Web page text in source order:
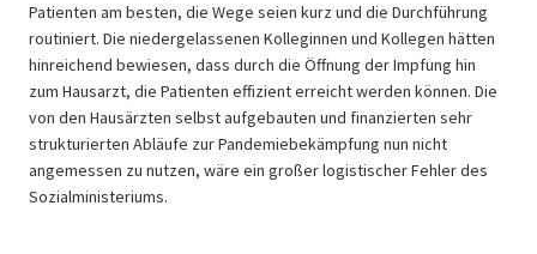
Patienten am besten, die Wege seien kurz und die Durchführung
routiniert. Die niedergelassenen Kolleginnen und Kollegen hätten
hinreichend bewiesen, dass durch die Öffnung der Impfung hin
zum Hausarzt, die Patienten effizient erreicht werden können. Die
von den Hausärzten selbst aufgebauten und finanzierten sehr
strukturierten Abläufe zur Pandemiebekämpfung nun nicht
angemessen zu nutzen, wäre ein großer logistischer Fehler des
Sozialministeriums.